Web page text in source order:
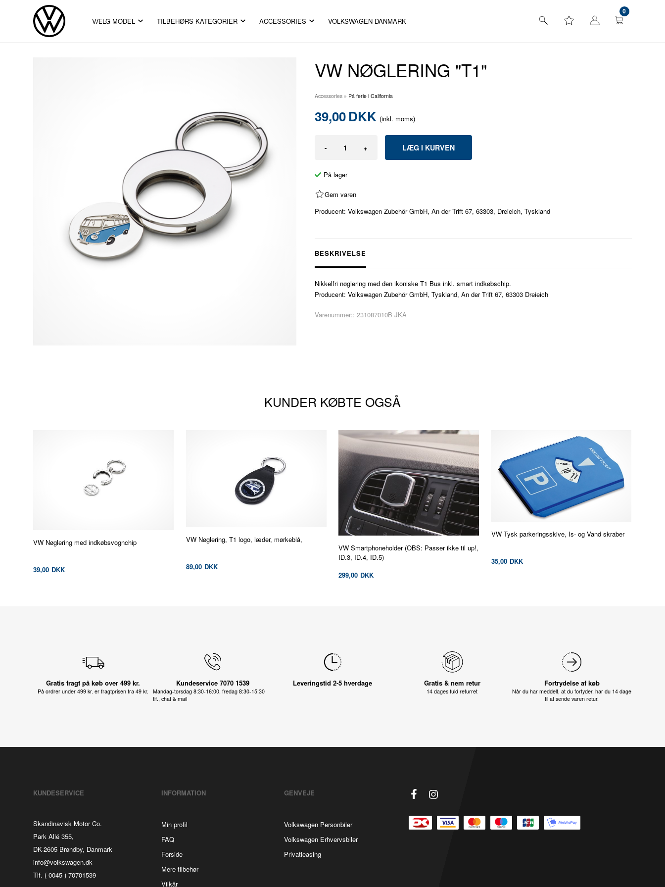
VÆLG MODEL TILBEHØRS KATEGORIER ACCESSORIES VOLKSWAGEN DANMARK
0
VW NØGLERING "T1"
Accessories» På ferie i California
39,00DKK (inkl. moms)
- +
På lager
Gem varen
Producent: Volkswagen Zubehör GmbH, An der Trift 67, 63303, Dreieich, Tyskland
BESKRIVELSE
Nikkelfri nøglering med den ikoniske T1 Bus inkl. smart indkøbschip.
Producent: Volkswagen Zubehör GmbH, Tyskland, An der Trift 67, 63303 Dreieich
Varenummer:: 231087010B JKA
KUNDER KØBTE OGSÅ
VW Nøglering med indkøbsvognchip
39,00 DKK
VW Nøglering, T1 logo, læder, mørkeblå,
89,00 DKK
VW Smartphoneholder (OBS: Passer ikke til up!,
ID.3, ID.4, ID.5)
299,00 DKK
VW Tysk parkeringsskive, Is- og Vand skraber
35,00 DKK
Gratis fragt på køb over 499 kr.
På ordrer under 499 kr. er fragtprisen fra 49 kr.
Kundeservice 7070 1539
Mandag-torsdag 8:30-16:00, fredag 8:30-15:30
tlf., chat & mail
Leveringstid 2-5 hverdage Gratis & nem retur
14 dages fuld returret
Fortrydelse af køb
Når du har meddelt, at du fortyder, har du 14 dage
til at sende varen retur.
KUNDESERVICE
Skandinavisk Motor Co.
Park Allé 355,
DK-2605 Brøndby, Danmark
info@volkswagen.dk
Tlf. ( 0045 ) 70701539
INFORMATION
Min profil
FAQ
Forside
Mere tilbehør
Vilkår
GENVEJE
Volkswagen Personbiler
Volkswagen Erhvervsbiler
Privatleasing